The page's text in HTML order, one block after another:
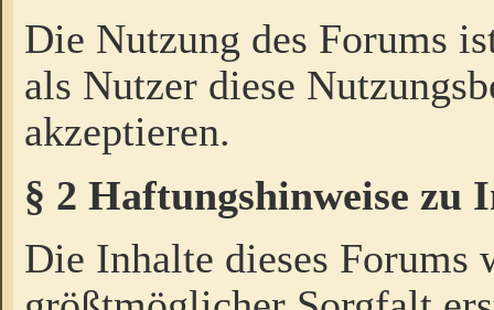
Die Nutzung des Forums
als Nutzer diese
akzeptieren.
§ 2 Haftungshinweise zu
Die Inhalte dieses Forums